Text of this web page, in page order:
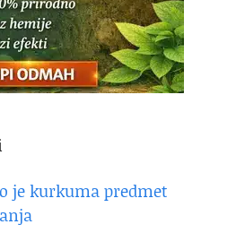
je kurkuma predmet